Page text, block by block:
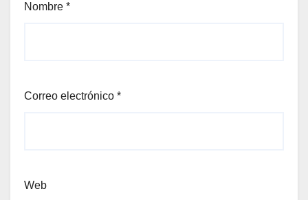
Nombre *
Correo electrónico *
Web